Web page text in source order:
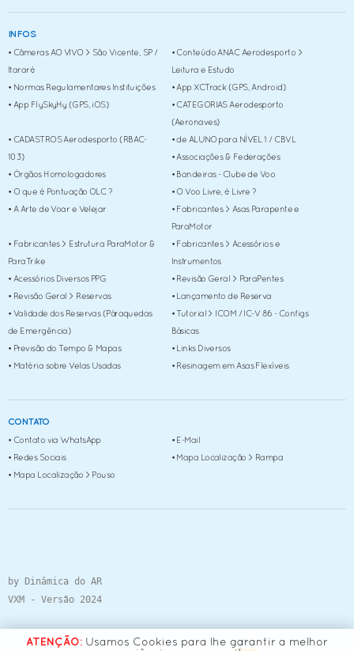
INFOS
• Câmeras AO VIVO > São Vicente, SP /
Itararé
• Conteúdo ANAC Aerodesporto >
Leitura e Estudo
• Normas Regulamentares Instituições • App XCTrack (GPS, Android)
• App FlySkyHy (GPS, iOS) • CATEGORIAS Aerodesporto
(Aeronaves)
• CADASTROS Aerodesporto (RBAC-
103)
• de ALUNO para NÍVEL 1 / CBVL
• Associações & Federações
• Órgãos Homologadores • Bandeiras - Clube de Voo
• O que é Pontuação OLC ? • O Voo Livre, é Livre ?
• A Arte de Voar e Velejar • Fabricantes > Asas Parapente e
ParaMotor
• Fabricantes > Estrutura ParaMotor &
ParaTrike
• Fabricantes > Acessórios e
Instrumentos
• Acessórios Diversos PPG • Revisão Geral > ParaPentes
• Revisão Geral > Reservas • Lançamento de Reserva
• Validade dos Reservas (Páraquedas
de Emergência)
• Tutorial > ICOM / IC-V 86 - Configs
Básicas
• Previsão do Tempo & Mapas • Links Diversos
• Matéria sobre Velas Usadas • Resinagem em Asas Flexíveis
CONTATO
• Contato via WhatsApp • E-Mail
• Redes Sociais • Mapa Localização > Rampa
• Mapa Localização > Pouso
by Dinâmica do AR
VXM - Versão 2024
ATENÇÃO: Usamos Cookies para lhe garantir a melhor